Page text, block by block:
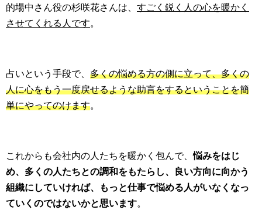
的場中さん役の杉咲花さんは、 すごく鋭く人の心を暖かく
させてくれる人です。
占いという手段で、 多くの悩める方の側に立って、多くの
人に心をもう一度戻せるような助言をするということを簡
単にやってのけます。
これからも会社内の人たちを暖かく包んで、悩みをはじ
め、多くの人たちとの調和をもたらし、良い方向に向かう
組織にしていければ、もっと仕事で悩める人がいなくなっ
ていくのではないかと思います。